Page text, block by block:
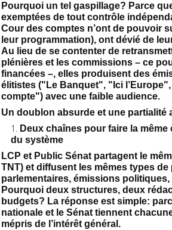
Pourquoi un tel gaspillage? Parce
exemptées de tout contrôle
Cour des comptes n’ont de pouvoir
leur programmation), ont dévié de
Au lieu de se contenter de
plénières et les commissions – ce
financées –, elles produisent des
élitistes ("Le Banquet", "Ici
compte") avec une faible audience.
Un doublon absurde et une partialité
Deux chaînes pour faire la même
du système
LCP et Public Sénat partagent le
TNT) et diffusent les mêmes types
parlementaires, émissions
Pourquoi deux structures, deux
budgets? La réponse est simple:
nationale et le Sénat tiennent
mépris de l’intérêt général.